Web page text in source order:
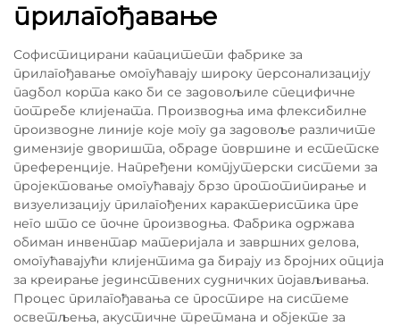
прилагођавање
Софистицирани капацитети фабрике за
прилагођавање омогућавају широку персонализацију
падбол корта како би се задовољиле специфичне
потребе клијената. Производња има флексибилне
производне линије које могу да задовоље различите
димензије дворишта, обраде површине и естетске
преференције. Напређени компјутерски системи за
пројектовање омогућавају брзо прототипирање и
визуелизацију прилагођених карактеристика пре
него што се почне производња. Фабрика одржава
обиман инвентар материјала и завршних делова,
омогућавајући клијентима да бирају из бројних опција
за креирање јединствених судничких појављивања.
Процес прилагођавања се простире на системе
осветљења, акустичне третмана и објекте за